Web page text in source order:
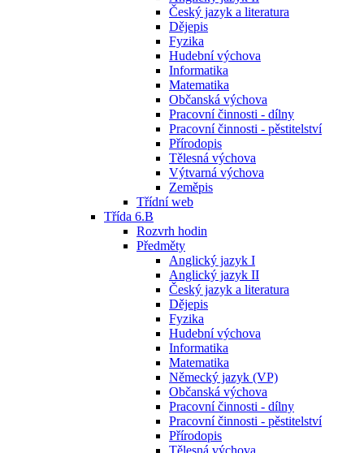
Český jazyk a literatura
Dějepis
Fyzika
Hudební výchova
Informatika
Matematika
Občanská výchova
Pracovní činnosti - dílny
Pracovní činnosti - pěstitelství
Přírodopis
Tělesná výchova
Výtvarná výchova
Zeměpis
Třídní web
Třída 6.B
Rozvrh hodin
Předměty
Anglický jazyk I
Anglický jazyk II
Český jazyk a literatura
Dějepis
Fyzika
Hudební výchova
Informatika
Matematika
Německý jazyk (VP)
Občanská výchova
Pracovní činnosti - dílny
Pracovní činnosti - pěstitelství
Přírodopis
Tělesná výchova